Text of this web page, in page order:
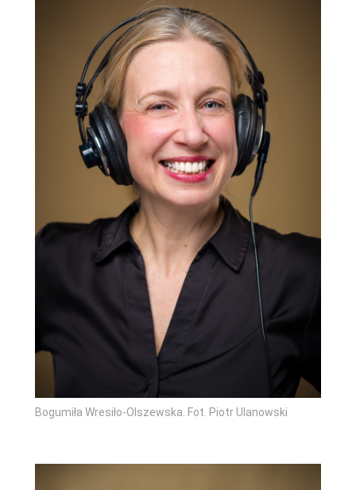
Bogumiła Wresiło-Olszewska. Fot. Piotr Ulanowski